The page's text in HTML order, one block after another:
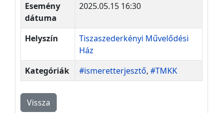
Esemény
dátuma
2025.05.15 16:30
Helyszín
Tiszaszederkényi Művelődési
Ház
Kategóriák
#ismeretterjesztő, #TMKK
Vissza